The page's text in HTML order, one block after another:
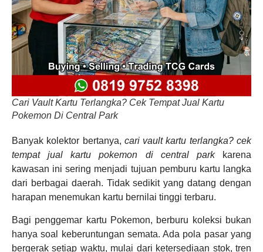
Cari Vault Kartu Terlangka? Cek Tempat Jual Kartu
Pokemon Di Central Park
Banyak kolektor bertanya, cari vault kartu terlangka? cek
tempat jual kartu pokemon di central parkkarena
kawasan ini sering menjadi tujuan pemburu kartu langka
dari berbagai daerah. Tidak sedikit yang datang dengan
harapan menemukan kartu bernilai tinggi terbaru.
Bagi penggemar kartu Pokemon, berburu koleksi bukan
hanya soal keberuntungan semata. Ada pola pasar yang
bergerak setiap waktu, mulai dari ketersediaan stok, tren